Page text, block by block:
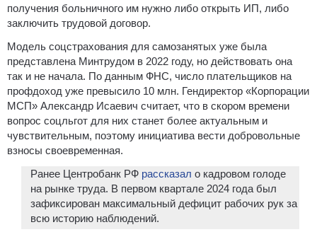
получения больничного им нужно либо открыть ИП, либо
заключить трудовой договор.
Модель соцстрахования для самозанятых уже была
представлена Минтрудом в 2022 году, но действовать она
так и не начала. По данным ФНС, число плательщиков на
профдоход уже превысило 10 млн. Гендиректор «Корпорации
МСП» Александр Исаевич считает, что в скором времени
вопрос соцльгот для них станет более актуальным и
чувствительным, поэтому инициатива вести добровольные
взносы своевременная.
Ранее Центробанк РФ рассказал о кадровом голоде
на рынке труда. В первом квартале 2024 года был
зафиксирован максимальный дефицит рабочих рук за
всю историю наблюдений.